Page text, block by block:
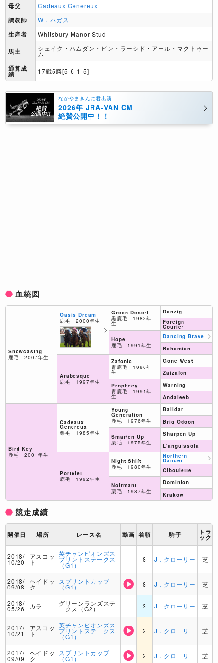
母父 Cadeaux Genereux
調教師 W．ハガス
生産者 Whitsbury Manor Stud
馬主 シェイク・ハムダン・ビン・ラーシド・アール・マクトゥー
ム
通算成
績 17戦5勝[5-6-1-5]
なかやまきんに君出演
2026年 JRA-VAN CM
絶賛公開中！！
血統図
Showcasing
鹿毛 2007年生
Bird Key
鹿毛 2001年生
Oasis Dream
鹿毛 2000年生
Arabesque
鹿毛 1997年生
Cadeaux
Genereux
栗毛 1985年生
Portelet
鹿毛 1992年生
Green Desert
黒鹿毛 1983年
生
Hope
鹿毛 1991年生
Zafonic
青鹿毛 1990年
生
Prophecy
青鹿毛 1991年
生
Young
Generation
鹿毛 1976年生
Smarten Up
栗毛 1975年生
Night Shift
鹿毛 1980年生
Noirmant
栗毛 1987年生
Danzig
Foreign
Courier
Dancing Brave
Bahamian
Gone West
Zaizafon
Warning
Andaleeb
Balidar
Brig Odoon
Sharpen Up
L'anguissola
Northern
Dancer
Ciboulette
Dominion
Krakow
競走成績
開催日 場所 レース名 動画 着順 騎手 トラ
ック
2018/
10/20
アスコッ
ト
英チャンピオンズス
プリントステークス
（G1）
8 J．クローリー 芝
2018/
09/08
ヘイドッ
ク
スプリントカップ
（G1） 8 J．クローリー 芝
2018/
05/26 カラ グリーンランズステ
ークス（G2） 3 J．クローリー 芝
2017/
10/21
アスコッ
ト
英チャンピオンズス
プリントステークス
（G1）
2 J．クローリー 芝
2017/
09/09
ヘイドッ
ク
スプリントカップ
（G1） 2 J．クローリー 芝